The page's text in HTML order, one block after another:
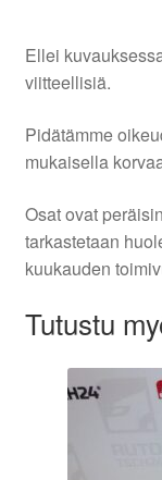
Ellei
viitteellisiä.
Pidätämme
mukaisella
Osat ovat
tarkastetaan
kuukauden
Tutustu